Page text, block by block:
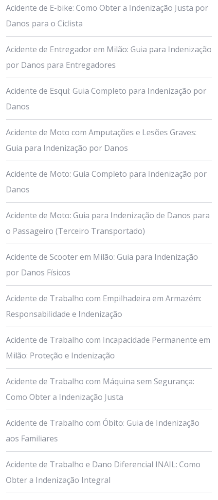
Acidente de E-bike: Como Obter a Indenização Justa por
Danos para o Ciclista
Acidente de Entregador em Milão: Guia para Indenização
por Danos para Entregadores
Acidente de Esqui: Guia Completo para Indenização por
Danos
Acidente de Moto com Amputações e Lesões Graves:
Guia para Indenização por Danos
Acidente de Moto: Guia Completo para Indenização por
Danos
Acidente de Moto: Guia para Indenização de Danos para
o Passageiro (Terceiro Transportado)
Acidente de Scooter em Milão: Guia para Indenização
por Danos Físicos
Acidente de Trabalho com Empilhadeira em Armazém:
Responsabilidade e Indenização
Acidente de Trabalho com Incapacidade Permanente em
Milão: Proteção e Indenização
Acidente de Trabalho com Máquina sem Segurança:
Como Obter a Indenização Justa
Acidente de Trabalho com Óbito: Guia de Indenização
aos Familiares
Acidente de Trabalho e Dano Diferencial INAIL: Como
Obter a Indenização Integral